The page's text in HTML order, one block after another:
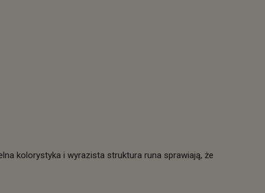
kolorystyka i wyrazista struktura runa sprawiają, że